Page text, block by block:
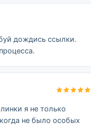
дождись ссылки.
я не только
не было особых